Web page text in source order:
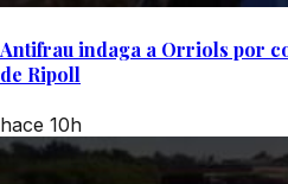
Antifrau indaga a Orriols por
de Ripoll
hace 10h